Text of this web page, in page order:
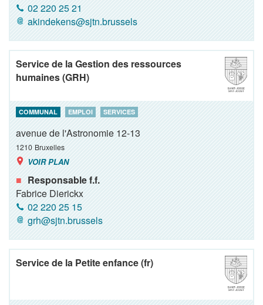
02 220 25 21
akindekens@sjtn.brussels
Service de la Gestion des ressources
humaines (GRH)
COMMUNAL EMPLOI SERVICES
avenue de l'Astronomie 12-13
1210 Bruxelles
VOIR PLAN
Responsable f.f.
Fabrice Dierickx
02 220 25 15
grh@sjtn.brussels
Service de la Petite enfance (fr)